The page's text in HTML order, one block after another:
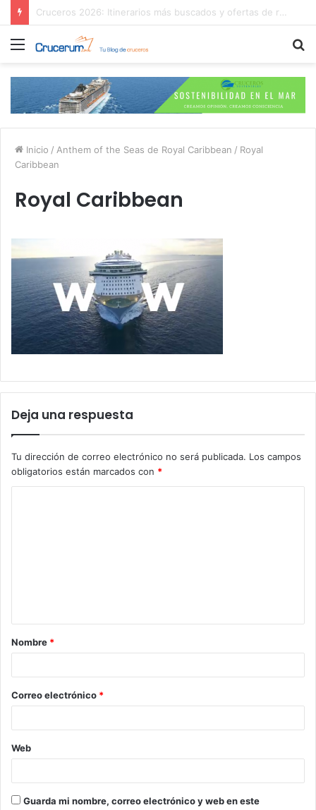
Menú
Inicio / Anthem of the Seas de Royal Caribbean / Royal
Caribbean
Royal Caribbean
Deja una respuesta
Tu dirección de correo electrónico no será publicada. Los campos
obligatorios están marcados con *
a
r
*
Nombre *
Correo electrónico *
Web
Guarda mi nombre, correo electrónico y web en este